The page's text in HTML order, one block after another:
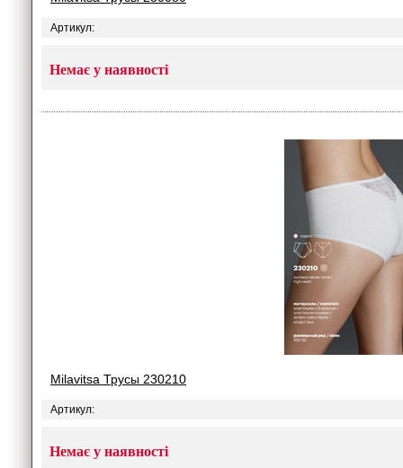
Артикул:
Немає у наявності
Milavitsa Трусы 230210
Артикул:
Немає у наявності